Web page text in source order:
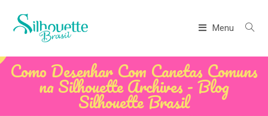
Menu
Como Desenhar Com Canetas Comuns
na Silhouette Archives - Blog
Silhouette Brasil